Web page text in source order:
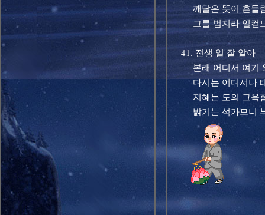
깨달은 뜻이 흔들림
그를 범지라 일컫
41. 전생 일 잘 알아
본래 어디서 여기
다시는 어디서나 태
지혜는 도의 그윽
밝기는 석가모니